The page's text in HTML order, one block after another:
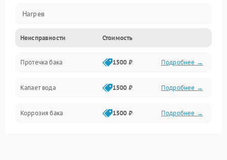
Нагрев
Датчики
Механика
Неисправности Стоимость
Протечка бака 1500 ₽ Подробнее →
Капает вода 1500 ₽ Подробнее →
Коррозия бака 1500 ₽ Подробнее →